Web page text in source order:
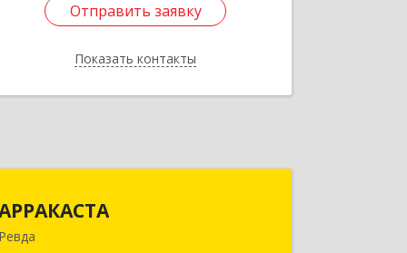
Отправить заявку
Показать контакты
Отправить заявку
Назад
Ревда623286, Свердловская обл, Ревда г,